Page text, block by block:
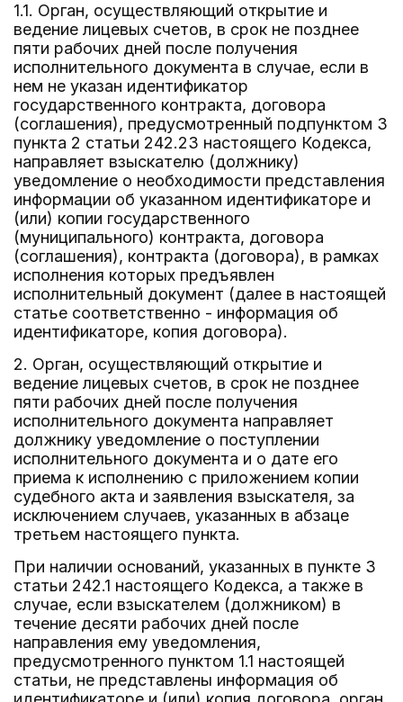
1.1. Орган, осуществляющий открытие и
ведение лицевых счетов, в срок не позднее
пяти рабочих дней после получения
исполнительного документа в случае, если в
нем не указан идентификатор
государственного контракта, договора
(соглашения), предусмотренный подпунктом 3
пункта 2 статьи 242.23 настоящего Кодекса,
направляет взыскателю (должнику)
уведомление о необходимости представления
информации об указанном идентификаторе и
(или) копии государственного
(муниципального) контракта, договора
(соглашения), контракта (договора), в рамках
исполнения которых предъявлен
исполнительный документ (далее в настоящей
статье соответственно - информация об
идентификаторе, копия договора).
2. Орган, осуществляющий открытие и
ведение лицевых счетов, в срок не позднее
пяти рабочих дней после получения
исполнительного документа направляет
должнику уведомление о поступлении
исполнительного документа и о дате его
приема к исполнению с приложением копии
судебного акта и заявления взыскателя, за
исключением случаев, указанных в абзаце
третьем настоящего пункта.
При наличии оснований, указанных в пункте 3
статьи 242.1 настоящего Кодекса, а также в
случае, если взыскателем (должником) в
течение десяти рабочих дней после
направления ему уведомления,
предусмотренного пунктом 1.1 настоящей
статьи, не представлены информация об